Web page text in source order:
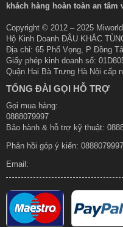
khách hàng hoàn toàn an
Copyright © 2012 – 2025
Hộ Kinh Doanh ĐẬU KHẮC
Địa chỉ: 65 Phố Vọng, P Đồng
Giấy phép kinh doanh số:
Quận Hai Bà Trưng Hà Nội cấp
TỔNG ĐÀI GỌI HỖ TRỢ
Gọi mua hàng:
0888079997
Bảo hành & hỗ trợ kỹ thuật:
Phản hồi góp ý kiến: 0888079997
Email: